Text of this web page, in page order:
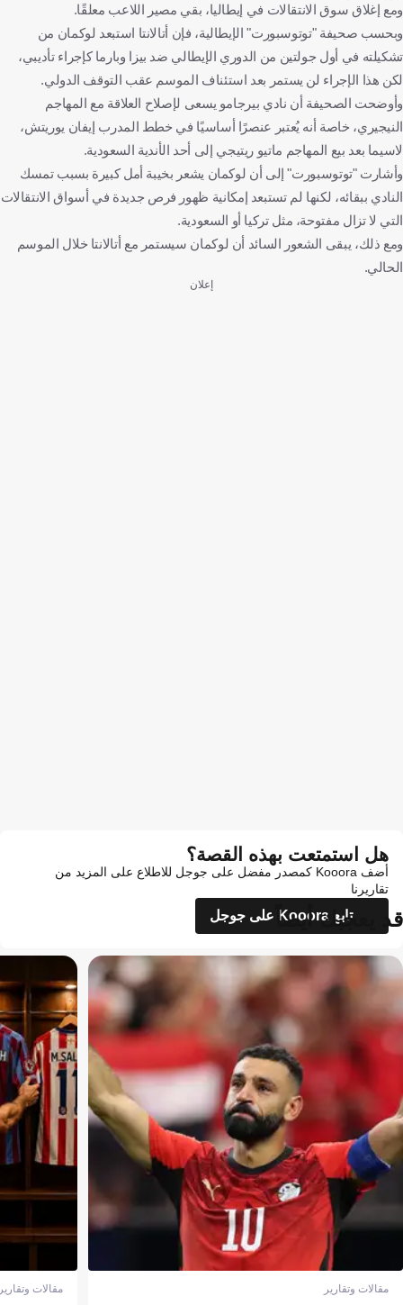
ومع إغلاق سوق الانتقالات في إيطاليا، بقي مصير اللاعب معلقًا.
وبحسب صحيفة "توتوسبورت" الإيطالية، فإن أتالانتا استبعد لوكمان من
تشكيلته في أول جولتين من الدوري الإيطالي ضد بيزا وبارما كإجراء تأديبي،
لكن هذا الإجراء لن يستمر بعد استئناف الموسم عقب التوقف الدولي.
وأوضحت الصحيفة أن نادي بيرجامو يسعى لإصلاح العلاقة مع المهاجم
النيجيري، خاصة أنه يُعتبر عنصرًا أساسيًا في خطط المدرب إيفان يوريتش،
لاسيما بعد بيع المهاجم ماتيو ريتيجي إلى أحد الأندية السعودية.
وأشارت "توتوسبورت" إلى أن لوكمان يشعر بخيبة أمل كبيرة بسبب تمسك
النادي ببقائه، لكنها لم تستبعد إمكانية ظهور فرص جديدة في أسواق الانتقالات
التي لا تزال مفتوحة، مثل تركيا أو السعودية.
ومع ذلك، يبقى الشعور السائد أن لوكمان سيستمر مع أتالانتا خلال الموسم
الحالي.
إعلان
هل استمتعت بهذه القصة؟
أضف Kooora كمصدر مفضل على جوجل للاطلاع على المزيد من
تقاريرنا
تابع Kooora على جوجل
قد يعجبك أيضاً
مقالات وتقارير مقالات